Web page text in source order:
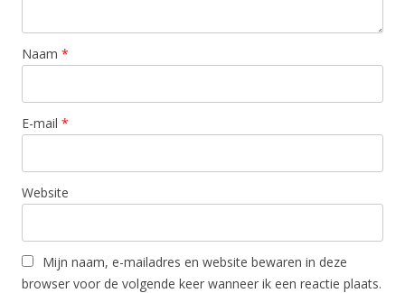
Naam *
E-mail *
Website
Mijn naam, e-mailadres en website bewaren in deze
browser voor de volgende keer wanneer ik een reactie plaats.